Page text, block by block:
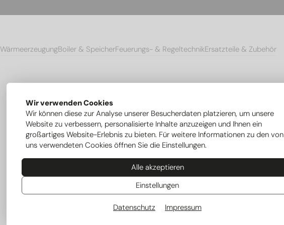
Wir verwenden Cookies
Wir können diese zur Analyse unserer Besucherdaten platzieren, um unsere
Website zu verbessern, personalisierte Inhalte anzuzeigen und Ihnen ein
großartiges Website-Erlebnis zu bieten. Für weitere Informationen zu den von
uns verwendeten Cookies öffnen Sie die Einstellungen.
Alle akzeptieren
Einstellungen
Datenschutz Impressum
WärmeerzeugungBoiler & SpeicherFeuerungs- & RegeltechnikErsatzteile & Zubehör